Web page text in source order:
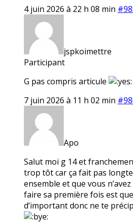
4 juin 2026 à 22 h 08 min
jspkoimettre
Participant
G pas compris articule
7 juin 2026 à 11 h 02 min
Apo
Salut moi g 14 et
trop tôt car ça fait pas
ensemble et que vous
faire sa première fois est
d’important donc ne te